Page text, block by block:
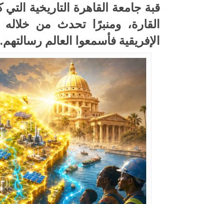
قبة جامعة القاهرة التاريخية
القارة، ومنبرًا تحدث من
الإفريقية فأسمعوا العالم رسالتهم.